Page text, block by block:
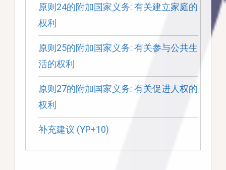
原则24的附加国家义务: 有关建立家庭的
权利
原则25的附加国家义务: 有关参与公共生
活的权利
原则27的附加国家义务: 有关促进人权的
权利
补充建议 (YP+10)